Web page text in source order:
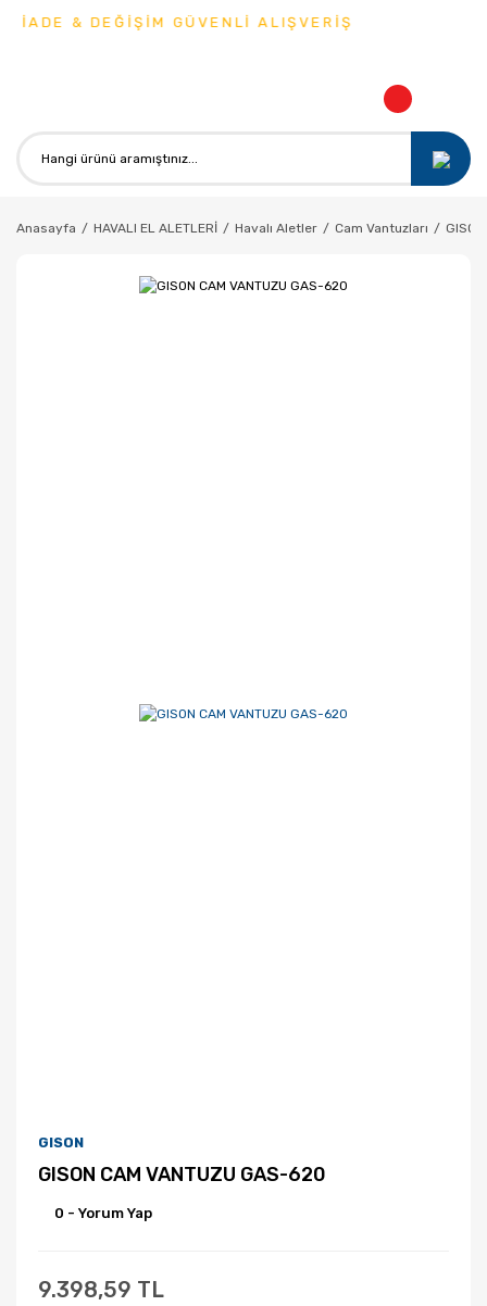
İADE & DEĞİŞİM GÜVENLİ ALIŞVERİŞ
Anasayfa HAVALI EL ALETLERİ Havalı Aletler Cam Vantuzları
GISON
GISON CAM VANTUZU GAS-620
0 - Yorum Yap
9.398,59 TL